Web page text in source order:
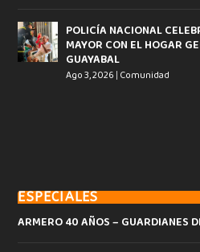
POLICÍA NACIONAL
MAYOR CON EL HOGAR
GUAYABAL
Ago 3, 2026 | Comunidad
ESPECIALES
ARMERO 40 AÑOS – GUARDIANES